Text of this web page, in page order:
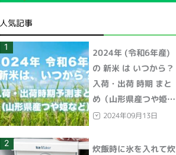
人気記事
1
2024年 (令和6年産)
の 新米 は いつから？
入荷・出荷 時期 まと
め（山形県産つや姫な
ど）2024年09月13日
2
炊飯時に氷を入れて炊